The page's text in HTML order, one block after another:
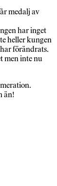
medalj av
har inget
heller kungen
förändrats.
men inte nu
än!